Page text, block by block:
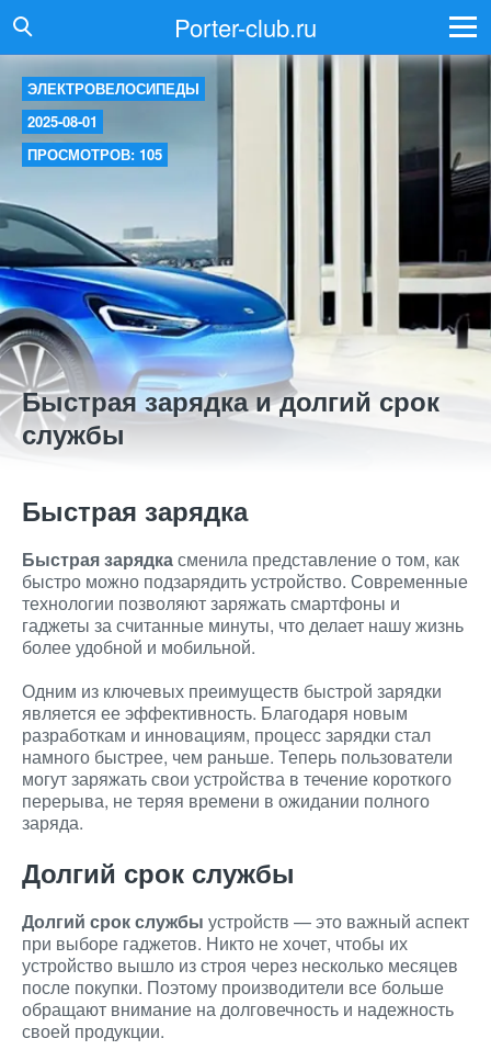
Porter-club.ru
ЭЛЕКТРОВЕЛОСИПЕДЫ
2025-08-01
ПРОСМОТРОВ: 105
Быстрая зарядка и долгий срок
службы
Быстрая зарядка
Быстрая зарядкасменила представление о том, как
быстро можно подзарядить устройство. Современные
технологии позволяют заряжать смартфоны и
гаджеты за считанные минуты, что делает нашу жизнь
более удобной и мобильной.
Одним из ключевых преимуществ быстрой зарядки
является ее эффективность. Благодаря новым
разработкам и инновациям, процесс зарядки стал
намного быстрее, чем раньше. Теперь пользователи
могут заряжать свои устройства в течение короткого
перерыва, не теряя времени в ожидании полного
заряда.
Долгий срок службы
Долгий срок службы устройств — это важный аспект
при выборе гаджетов. Никто не хочет, чтобы их
устройство вышло из строя через несколько месяцев
после покупки. Поэтому производители все больше
обращают внимание на долговечность и надежность
своей продукции.